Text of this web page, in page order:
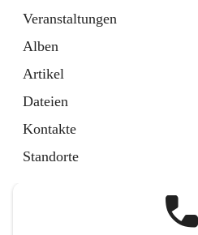
Veranstaltungen
Alben
Artikel
Dateien
Kontakte
Standorte